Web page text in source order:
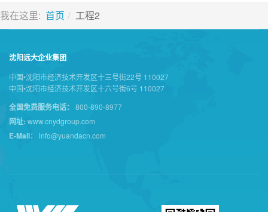
我在这里: 首页 工程2
沈阳远大企业集团
中国•沈阳市经济技术开发区十三号街22号 110027
中国•沈阳市经济技术开发区十六号街6号 110027
全国免费服务电话： 800-890-8977
网址: www.cnydgroup.com
E-Mail： info@yuandacn.com